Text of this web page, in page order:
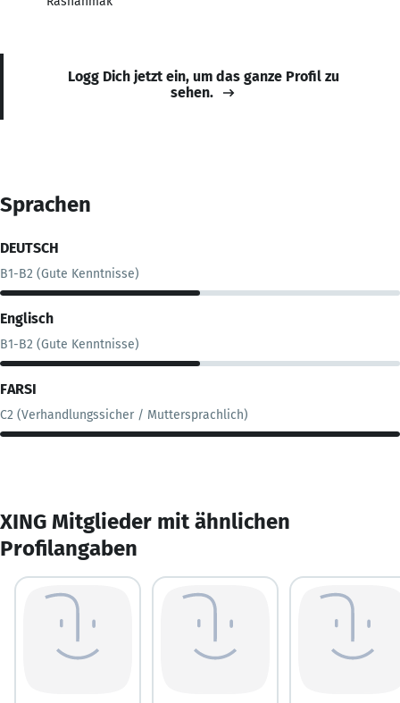
Logg Dich jetzt ein, um das ganze Profil zu
sehen.
Sprachen
DEUTSCH
B1-B2 (Gute Kenntnisse)
Englisch
B1-B2 (Gute Kenntnisse)
FARSI
C2 (Verhandlungssicher / Muttersprachlich)
XING Mitglieder mit ähnlichen
Profilangaben